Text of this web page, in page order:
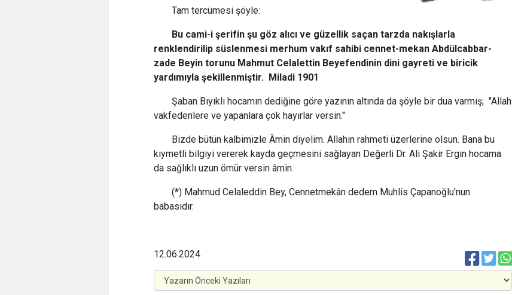
Tam tercümesi şöyle:
Bu cami-i şerifin şu göz alıcı ve güzellik saçan tarzda nakışlarla
renklendirilip süslenmesi merhum vakıf sahibi cennet-mekan Abdülcabbar-
zade Beyin torunu Mahmut Celalettin Beyefendinin dini gayreti ve biricik
yardımıyla şekillenmiştir. Miladi 1901
Şaban Bıyıklı hocamın dediğine göre yazının altında da şöyle bir dua varmış; "Allah
vakfedenlere ve yapanlara çok hayırlar versin."
Bizde bütün kalbimizle Âmin diyelim. Allahın rahmeti üzerlerine olsun. Bana bu
kıymetli bilgiyi vererek kayda geçmesini sağlayan Değerli Dr. Ali Şakir Ergin hocama
da sağlıklı uzun ömür versin âmin.
(*) Mahmud Celaleddin Bey, Cennetmekân dedem Muhlis Çapanoğlu'nun
babasıdır.
12.06.2024